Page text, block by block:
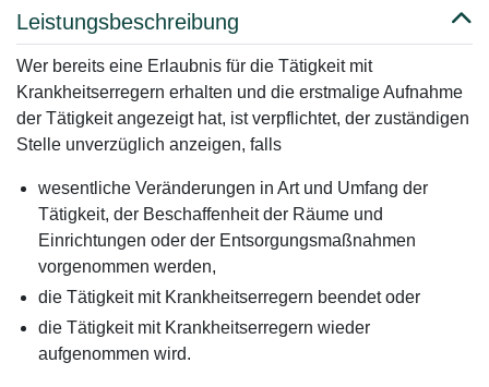
Leistungsbeschreibung
Wer bereits eine Erlaubnis für die Tätigkeit mit
Krankheitserregern erhalten und die erstmalige Aufnahme
der Tätigkeit angezeigt hat, ist verpflichtet, der zuständigen
Stelle unverzüglich anzeigen, falls
wesentliche Veränderungen in Art und Umfang der
Tätigkeit, der Beschaffenheit der Räume und
Einrichtungen oder der Entsorgungsmaßnahmen
vorgenommen werden,
die Tätigkeit mit Krankheitserregern beendet oder
die Tätigkeit mit Krankheitserregern wieder
aufgenommen wird.